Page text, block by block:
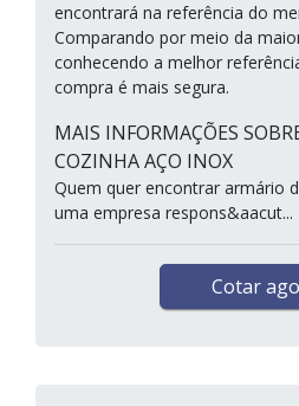
encontrará na referência do
Comparando por meio da
conhecendo a melhor
compra é mais segura.
MAIS INFORMAÇÕES
COZINHA AÇO INOX
Quem quer encontrar armário
uma empresa respons&aacut...
Cotar